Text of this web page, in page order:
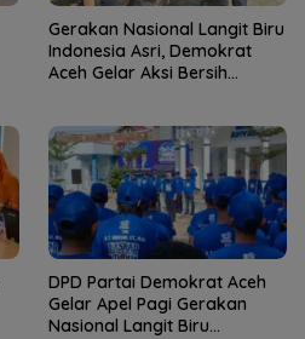
Gerakan Nasional Langit Biru
Indonesia Asri, Demokrat
Aceh Gelar Aksi Bersih
DPD Partai Demokrat Aceh
Gelar Apel Pagi Gerakan
Nasional Langit Biru